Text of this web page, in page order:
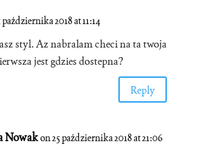
października 2018 at 11:14
styl. Az nabralam checi na ta twoja
jest gdzies dostepna?
Reply
Nowakon 25 października 2018 at 21:06